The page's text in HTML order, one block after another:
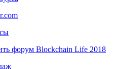
форум Blockchain Life 2018